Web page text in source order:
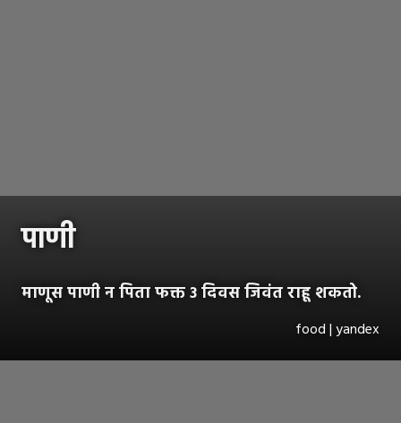
पाणी
माणूस पाणी न पिता फक्त ३ दिवस जिवंत राहू शकतो.
food | yandex